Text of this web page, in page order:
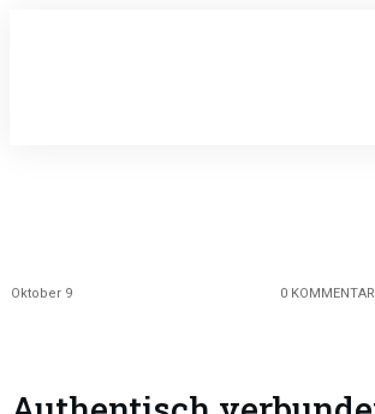
Oktober 9 0